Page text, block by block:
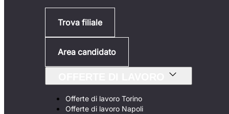
Trova filiale
Area candidato
Offerte di lavoro Torino
Offerte di lavoro Napoli